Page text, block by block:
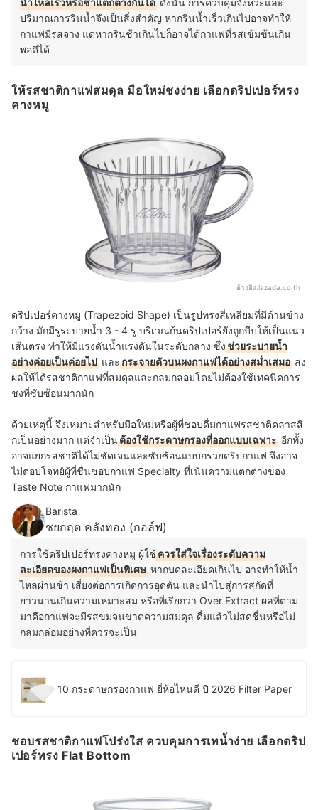
น้ำไหลเร็วหรือช้าแตกต่างกันได้ ดังนั้น การควบคุมจังหวะและ
ปริมาณการรินน้ำจึงเป็นสิ่งสำคัญ หากรินน้ำเร็วเกินไปอาจทำให้
กาแฟมีรสจาง แต่หากรินช้าเกินไปก็อาจได้กาแฟที่รสเข้มข้นเกิน
พอดีได้
ให้รสชาติกาแฟสมดุล มือใหม่ชงง่าย เลือกดริปเปอร์ทรง
คางหมู
อ้างอิง:lazada.co.th
ดริปเปอร์คางหมู (Trapezoid Shape) เป็นรูปทรงสี่เหลี่ยมที่มีด้านข้าง
กว้าง มักมีรูระบายน้ำ 3 - 4 รู บริเวณก้นดริปเปอร์ยังถูกบีบให้เป็นแนว
เส้นตรง ทำให้มีแรงดันน้ำแรงดันในระดับกลาง ซึ่งช่วยระบายน้ำ
อย่างค่อยเป็นค่อยไป และกระจายตัวบนผงกาแฟได้อย่างสม่ำเสมอ ส่ง
ผลให้ได้รสชาติกาแฟที่สมดุลและกลมกล่อมโดยไม่ต้องใช้เทคนิคการ
ชงที่ซับซ้อนมากนัก
ด้วยเหตุนี้ จึงเหมาะสำหรับมือใหม่หรือผู้ที่ชอบดื่มกาแฟรสชาติคลาสสิ
กเป็นอย่างมาก แต่จำเป็นต้องใช้กระดาษกรองที่ออกแบบเฉพาะ อีกทั้ง
อาจแยกรสชาติได้ไม่ชัดเจนและซับซ้อนแบบกรวยดริปกาแฟ จึงอาจ
ไม่ตอบโจทย์ผู้ที่ชื่นชอบกาแฟ Specialty ที่เน้นความแตกต่างของ
Taste Note กาแฟมากนัก
Barista
ชยกฤต คลังทอง (กอล์ฟ)
การใช้ดริปเปอร์ทรงคางหมู ผู้ใช้ควรใส่ใจเรื่องระดับความ
ละเอียดของผงกาแฟเป็นพิเศษ หากบดละเอียดเกินไป อาจทำให้น้ำ
ไหลผ่านช้า เสี่ยงต่อการเกิดการอุดตัน และนำไปสู่การสกัดที่
ยาวนานเกินความเหมาะสม หรือที่เรียกว่า Over Extract ผลที่ตาม
มาคือกาแฟจะมีรสขมจนขาดความสมดุล ดื่มแล้วไม่สดชื่นหรือไม่
กลมกล่อมอย่างที่ควรจะเป็น
10 กระดาษกรองกาแฟ ยี่ห้อไหนดี ปี 2026 Filter Paper
ชอบรสชาติกาแฟโปร่งใส ควบคุมการเทน้ำง่าย เลือกดริป
เปอร์ทรง Flat Bottom